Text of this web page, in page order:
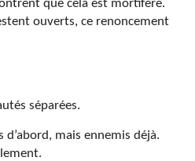
que cela est mortifère.
ouverts, ce renoncement
séparées.
d’abord, mais ennemis déjà.